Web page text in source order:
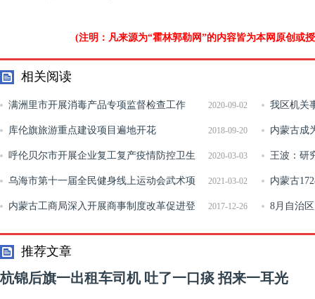
(注明：凡来源为“霍林郭勒网”的内容皆为本网原创或
相关阅读
2020-09-02
满洲里市开展消毒产品专项监督检查工作 我区机关
子”落地
2018-09-20
库伦旗旅游重点建设项目遍地开花 内蒙古成
证整省推进
2020-03-03
呼伦贝尔市开展企业复工复产疫情防控卫生
监督工作
王波：研
2021-03-02
乌海市第十一届全民健身线上运动会武术项
目开赛
内蒙古
结机制
2017-12-26
内蒙古工商局深入开展商事制度改革促进登
记注册便利化显成效
8月自治
推荐文章
杭锦后旗一出租车司机 吐了一口痰 招来一耳光